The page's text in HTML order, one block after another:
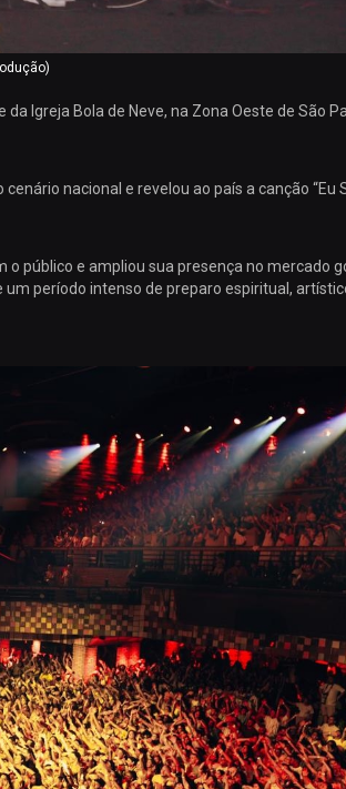
Igreja Bola de Neve, na Zona Oeste de São
nacional e revelou ao país a canção “Eu
público e ampliou sua presença no mercado
período intenso de preparo espiritual,